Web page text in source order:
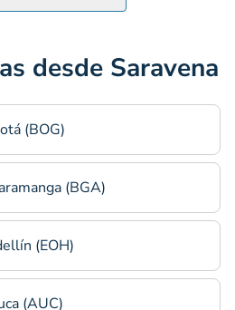
desde Saravena
(BOG)
(BGA)
(EOH)
(AUC)